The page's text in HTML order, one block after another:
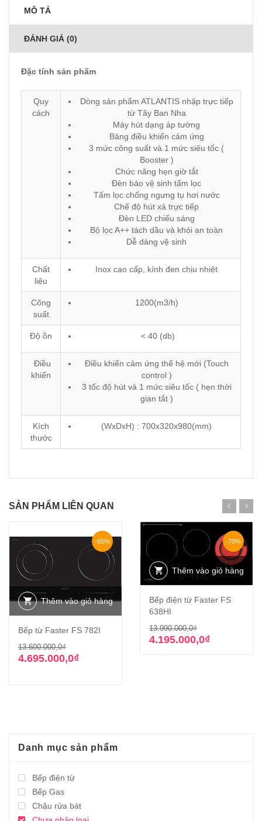
MÔ TẢ
ĐÁNH GIÁ (0)
Đặc tính sản phẩm
Quy
cách
Dòng sản phẩm ATLANTIS nhập trực tiếp
từ Tây Ban Nha
Máy hút dạng áp tường
Bảng điều khiển cảm ứng
3 mức công suất và 1 mức siêu tốc (
Booster )
Chức năng hẹn giờ tắt
Đèn báo vệ sinh tấm lọc
Tấm lọc chống ngưng tụ hơi nước
Chế độ hút xả trực tiếp
Đèn LED chiếu sáng
Bộ lọc A++ tách dầu và khói an toàn
Dễ dàng vệ sinh
Chất
liệu
Inox cao cấp, kính đen chịu nhiệt
Công
suất
1200(m3/h)
Độ ồn < 40 (db)
Điều
khiển
Điều khiển cảm ứng thế hệ mới (Touch
control )
3 tốc độ hút và 1 mức siêu tốc ( hẹn thời
gian tắt )
Kích
thước
(WxDxH) : 700x320x980(mm)
SẢN PHẨM LIÊN QUAN
-65%
Thêm vào giỏ hàng
Bếp từ Faster FS 782I
13.600.000,0₫Giá
gốc
4.695.000,0₫
Giá
hiện
-70%
Thêm vào giỏ hàng
Bếp điện từ Faster FS
638HI
13.990.000,0₫Giá
gốc
4.195.000,0₫
Giá
hiện
Danh mục sản phẩm
Bếp điện từ
Bếp Gas
Chậu rửa bát